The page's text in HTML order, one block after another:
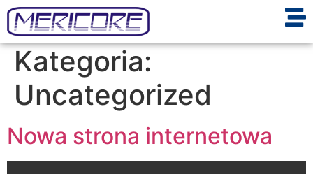
Kategoria:
Uncategorized
Nowa strona internetowa